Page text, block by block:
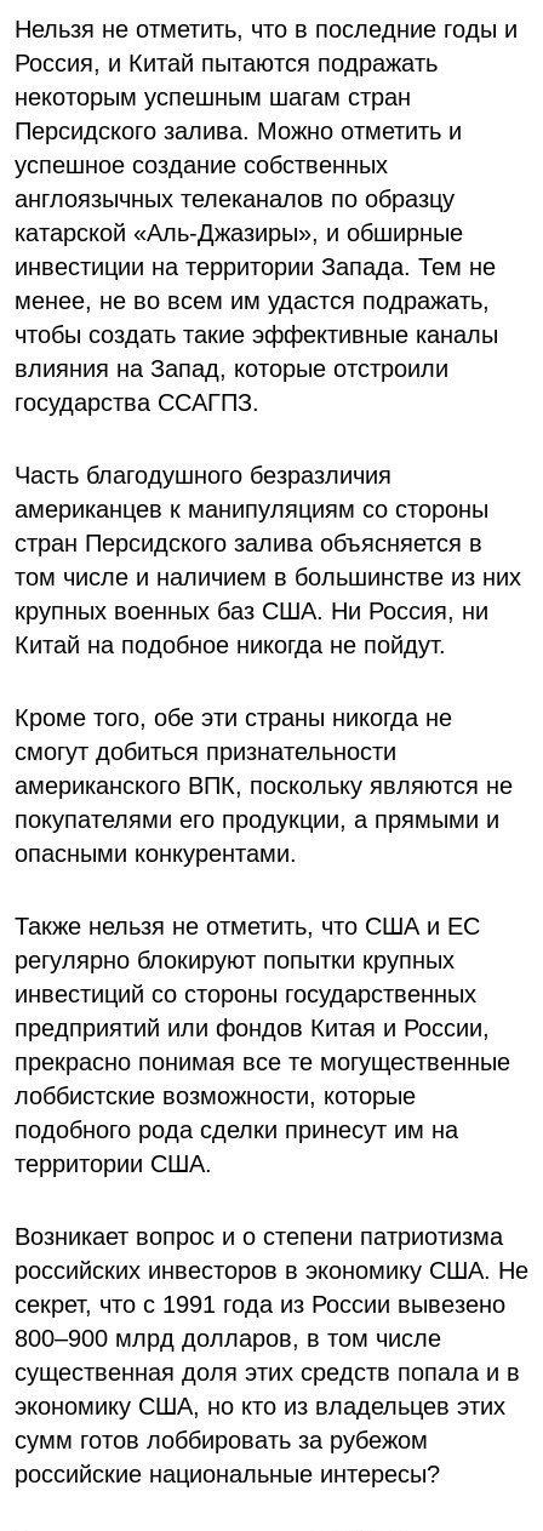
Нельзя не отметить, что в последние годы и
Россия, и Китай пытаются подражать
некоторым успешным шагам стран
Персидского залива. Можно отметить и
успешное создание собственных
англоязычных телеканалов по образцу
катарской «Аль-Джазиры», и обширные
инвестиции на территории Запада. Тем не
менее, не во всем им удастся подражать,
чтобы создать такие эффективные каналы
влияния на Запад, которые отстроили
государства ССАГПЗ.
Часть благодушного безразличия
американцев к манипуляциям со стороны
стран Персидского залива объясняется в
том числе и наличием в большинстве из них
крупных военных баз США. Ни Россия, ни
Китай на подобное никогда не пойдут.
Кроме того, обе эти страны никогда не
смогут добиться признательности
американского ВПК, поскольку являются не
покупателями его продукции, а прямыми и
опасными конкурентами.
Также нельзя не отметить, что США и ЕС
регулярно блокируют попытки крупных
инвестиций со стороны государственных
предприятий или фондов Китая и России,
прекрасно понимая все те могущественные
лоббистские возможности, которые
подобного рода сделки принесут им на
территории США.
Возникает вопрос и о степени патриотизма
российских инвесторов в экономику США. Не
секрет, что с 1991 года из России вывезено
800–900 млрд долларов, в том числе
существенная доля этих средств попала и в
экономику США, но кто из владельцев этих
сумм готов лоббировать за рубежом
российские национальные интересы?